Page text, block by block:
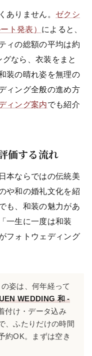
ありません。 ゼクシ
ト発表） によると、
ィの総額の平均は約
なら、衣装をまと
装の晴れ姿を無理の
ィング全般の進め方
ィング案内でも紹介
価する流れ
本ならではの伝統美
や和の婚礼文化を紹
も、和装の魅力があ
一生に一度は和装
フォトウェディング
姿は、何年経って
WEDDING 和 -
付け・データ込み
、ふたりだけの時間
約OK。まずは空き